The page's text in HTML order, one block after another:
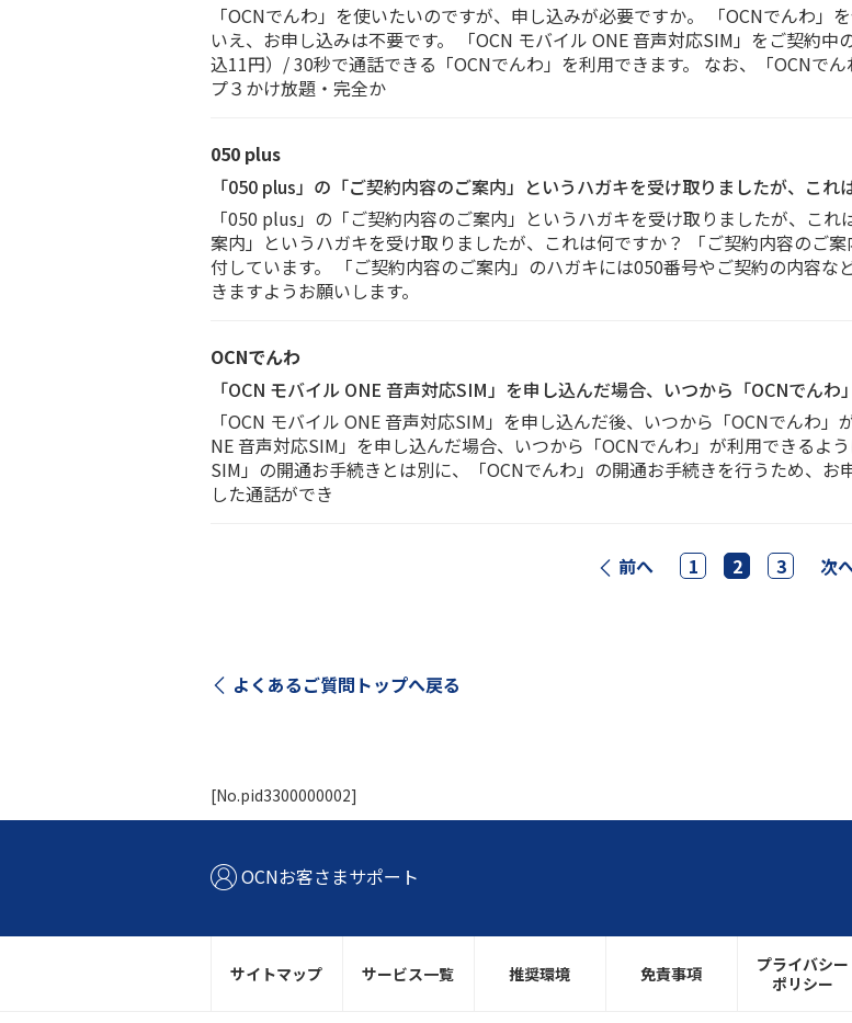
「OCNでんわ」を使いたいのですが、申し込みが必要ですか。 「OCNでんわ」
いえ、お申し込みは不要です。 「OCN モバイル ONE 音声対応SIM」をご契約
込11円）/ 30秒で通話できる「OCNでんわ」を利用できます。 なお、「OCNで
プ３かけ放題・完全か
050 plus
「050 plus」の「ご契約内容のご案内」というハガキを受け取りましたが、これ
「050 plus」の「ご契約内容のご案内」というハガキを受け取りましたが、こ
案内」というハガキを受け取りましたが、これは何ですか？ 「ご契約内容のご
付しています。 「ご契約内容のご案内」のハガキには050番号やご契約の内容
きますようお願いします。
OCNでんわ
「OCN モバイル ONE 音声対応SIM」を申し込んだ場合、いつから「OCNでん
「OCN モバイル ONE 音声対応SIM」を申し込んだ後、いつから「OCNでんわ
NE 音声対応SIM」を申し込んだ場合、いつから「OCNでんわ」が利用できるよ
SIM」の開通お手続きとは別に、「OCNでんわ」の開通お手続きを行うため、
した通話ができ
前へ 1 2 3 次
よくあるご質問トップへ戻る
[No.pid3300000002]
OCNお客さまサポート
サイトマップ サービス一覧 推奨環境 免責事項
プライバシー
ポリシー